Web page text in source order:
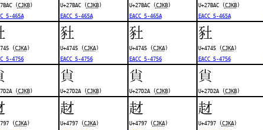
(CJKB)
5-465A
U+27BAC (CJKB)
EACC 5-465A
U+27BAC (CJKB)
EACC 5-465A
U+27BAC (CJKB)
EACC 5-465A
(CJKA)
5-4756
䝅
U+4745 (CJKA)
EACC 5-4756
䝅
U+4745 (CJKA)
EACC 5-4756
䝅
U+4745 (CJKA)
EACC 5-4756
(CJKB)
𧴪
U+27D2A (CJKB)
𧴪
U+27D2A (CJKB)
𧴪
U+27D2A (CJKB)
(CJKA)
䞗
U+4797 (CJKA)
䞗
U+4797 (CJKA)
䞗
U+4797 (CJKA)